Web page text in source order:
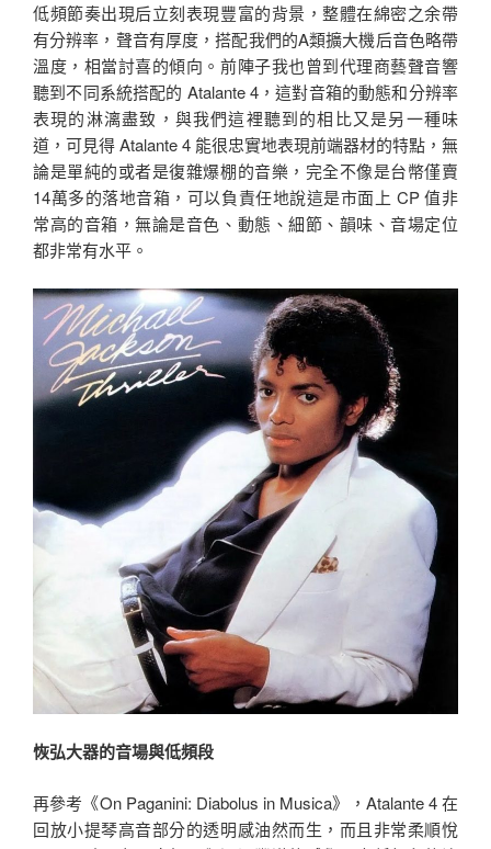
低頻節奏出現后立刻表現豐富的背景，整體在綿密之余帶
有分辨率，聲音有厚度，搭配我們的A類擴大機后音色略帶
溫度，相當討喜的傾向。前陣子我也曾到代理商藝聲音響
聽到不同系統搭配的 Atalante 4，這對音箱的動態和分辨率
表現的淋漓盡致，與我們這裡聽到的相比又是另一種味
道，可見得 Atalante 4 能很忠實地表現前端器材的特點，無
論是單純的或者是復雜爆棚的音樂，完全不像是台幣僅賣
14萬多的落地音箱，可以負責任地說這是市面上 CP 值非
常高的音箱，無論是音色、動態、細節、韻味、音場定位
都非常有水平。
恢弘大器的音場與低頻段
再參考《On Paganini: Diabolus in Musica》，Atalante 4 在
回放小提琴高音部分的透明感油然而生，而且非常柔順悅